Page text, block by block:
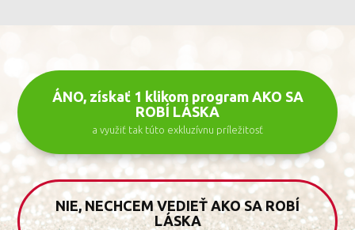
ÁNO, získať 1 klikom program AKO SA
ROBÍ LÁSKA
a využiť tak túto exkluzívnu príležitosť
NIE, NECHCEM VEDIEŤ AKO SA ROBÍ
LÁSKA